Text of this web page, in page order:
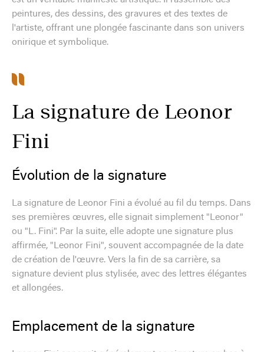
peintures, des dessins, des gravures et des textes de
l'artiste, offrant une plongée fascinante dans son univers
onirique et symbolique.
La signature de Leonor
Fini
Évolution de la signature
La signature de Leonor Fini a évolué au fil du temps. Dans
ses premières œuvres, elle signait simplement "Leonor"
ou "L. Fini". Par la suite, elle adopte une signature plus
affirmée, "Leonor Fini", souvent accompagnée de la date
de création de l'œuvre. Vers la fin de sa carrière, sa
signature devient plus stylisée, avec des lettres élégantes
et allongées.
Emplacement de la signature